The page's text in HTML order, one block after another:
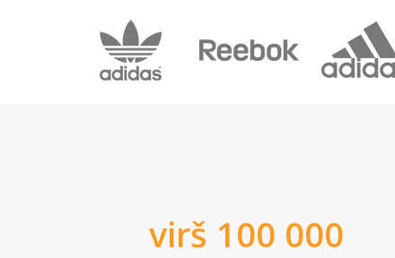
virš 100 000